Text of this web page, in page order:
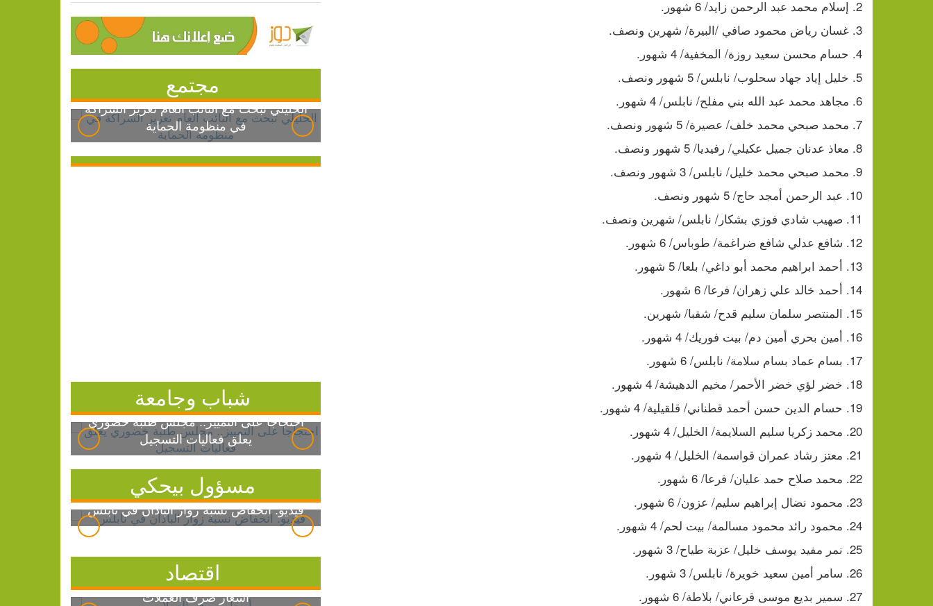
2. إسلام محمد عبد الرحمن زايد/ 6 شهور.
3. غسان رياض محمود صافي /البيرة/ شهرين ونصف.
4. حسام محسن سعيد روزة/ المخفية/ 4 شهور.
5. خليل إياد جهاد سحلوب/ نابلس/ 5 شهور ونصف.
6. مجاهد محمد عبد الله بني مفلح/ نابلس/ 4 شهور.
7. محمد صبحي محمد خلف/ عصيرة/ 5 شهور ونصف.
8. معاذ عدنان جميل عكيلي/ رفيديا/ 5 شهور ونصف.
9. محمد صبحي محمد خليل/ نابلس/ 3 شهور ونصف.
10. عبد الرحمن أمجد حاج/ 5 شهور ونصف.
11. صهيب شادي فوزي بشكار/ نابلس/ شهرين ونصف.
12. شافع عدلي شافع ضراغمة/ طوباس/ 6 شهور.
13. أحمد ابراهيم محمد أبو داغي/ بلعا/ 5 شهور.
14. أحمد خالد علي زهران/ فرعا/ 6 شهور.
15. المنتصر سلمان سليم قدح/ شقبا/ شهرين.
16. أمين بحري أمين دم/ بيت فوريك/ 4 شهور.
17. بسام عماد بسام سلامة/ نابلس/ 6 شهور.
18. خضر لؤي خضر الأحمر/ مخيم الدهيشة/ 4 شهور.
19. حسام الدين حسن أحمد قطناني/ قلقيلية/ 4 شهور.
20. محمد زكريا سليم السلايمة/ الخليل/ 4 شهور.
21. معتز رشاد عمران قواسمة/ الخليل/ 4 شهور.
22. محمد صلاح حمد عليان/ فرعا/ 6 شهور.
23. محمود نضال إبراهيم سليم/ عزون/ 6 شهور.
24. محمود رائد محمود مسالمة/ بيت لحم/ 4 شهور.
25. نمر مفيد يوسف خليل/ عزبة طياح/ 3 شهور.
26. سامر أمين سعيد خويرة/ نابلس/ 3 شهور.
27. سمير بديع موسى قرعاني/ بلاطة/ 6 شهور.
مجتمع
الخليلي تبحث مع النائب العام تعزيز الشراكة
في منظومة الحماية
شباب وجامعة
احتجاجاً على التمييز.. مجلس طلبة خضوري
يعلق فعاليات التسجيل
مسؤول بيحكي
فيديو: انخفاض نسبة زوار الباذان في نابلس
اقتصاد
أسعار صرف العملات